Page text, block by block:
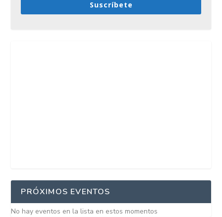
Suscríbete
PRÓXIMOS EVENTOS
No hay eventos en la lista en estos momentos